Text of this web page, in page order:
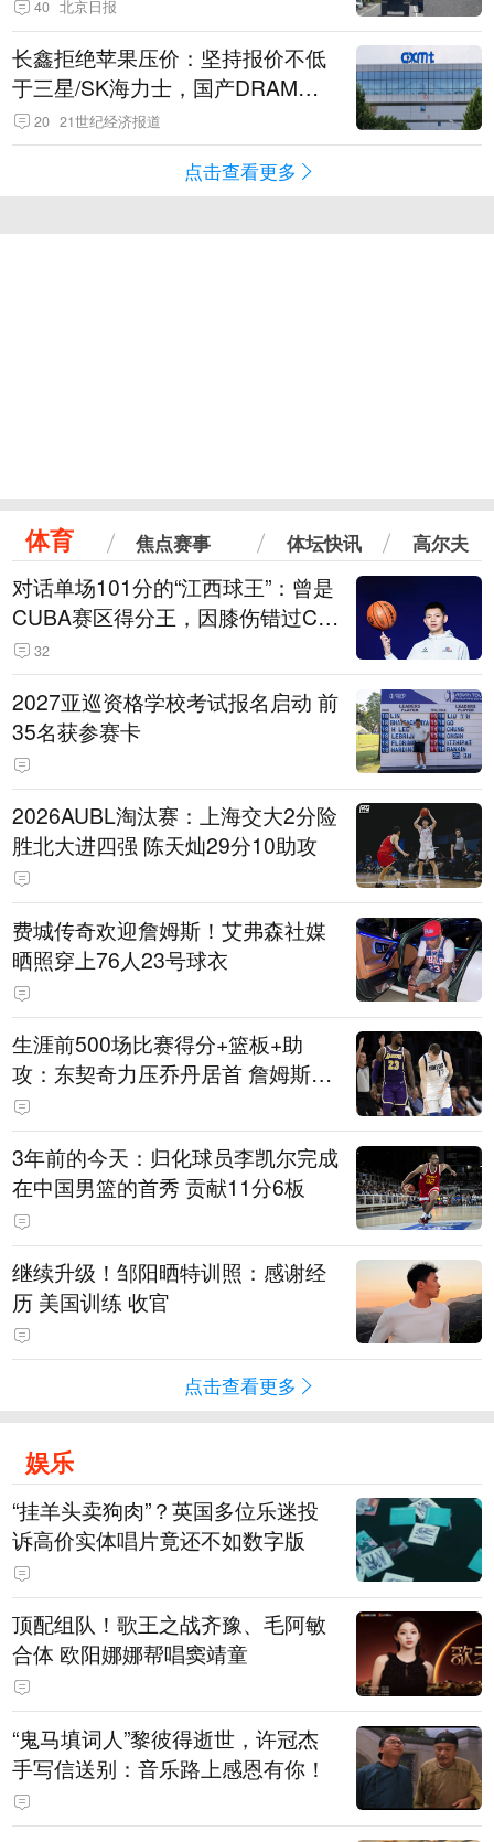
40 北京日报
长鑫拒绝苹果压价：坚持报价不低
于三星/SK海力士，国产DRAM掌
握定价权
20 21世纪经济报道
点击查看更多
体育 焦点赛事 体坛快讯 高尔夫
对话单场101分的“江西球王”：曾是
CUBA赛区得分王，因膝伤错过CB
A选秀
32
2027亚巡资格学校考试报名启动 前
35名获参赛卡
2026AUBL淘汰赛：上海交大2分险
胜北大进四强 陈天灿29分10助攻
费城传奇欢迎詹姆斯！艾弗森社媒
晒照穿上76人23号球衣
生涯前500场比赛得分+篮板+助
攻：东契奇力压乔丹居首 詹姆斯第
六
3年前的今天：归化球员李凯尔完成
在中国男篮的首秀 贡献11分6板
继续升级！邹阳晒特训照：感谢经
历 美国训练 收官
点击查看更多
娱乐
“挂羊头卖狗肉”？英国多位乐迷投
诉高价实体唱片竟还不如数字版
顶配组队！歌王之战齐豫、毛阿敏
合体 欧阳娜娜帮唱窦靖童
“鬼马填词人”黎彼得逝世，许冠杰
手写信送别：音乐路上感恩有你！